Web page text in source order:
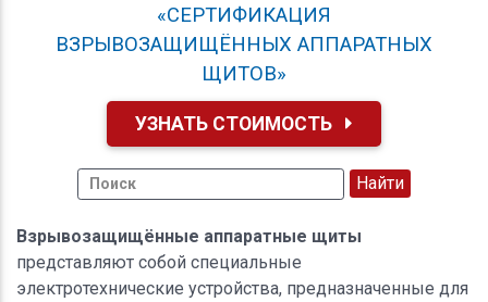
«СЕРТИФИКАЦИЯ
ВЗРЫВОЗАЩИЩЁННЫХ АППАРАТНЫХ
ЩИТОВ»
УЗНАТЬ СТОИМОСТЬ
Взрывозащищённые аппаратные щиты
представляют собой специальные
электротехнические устройства, предназначенные для